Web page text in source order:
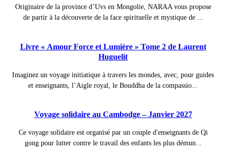
Originaire de la province d’Uvs en Mongolie, NARAA vous propose
de partir à la découverte de la face spirituelle et mystique de ...
Livre « Amour Force et Lumière » Tome 2 de Laurent
Huguelit
Imaginez un voyage initiatique à travers les mondes, avec, pour guides
et enseignants, l’Aigle royal, le Bouddha de la compassio...
Voyage solidaire au Cambodge – Janvier 2027
Ce voyage solidaire est organisé par un couple d'enseignants de Qi
gong pour lutter contre le travail des enfants les plus démun...